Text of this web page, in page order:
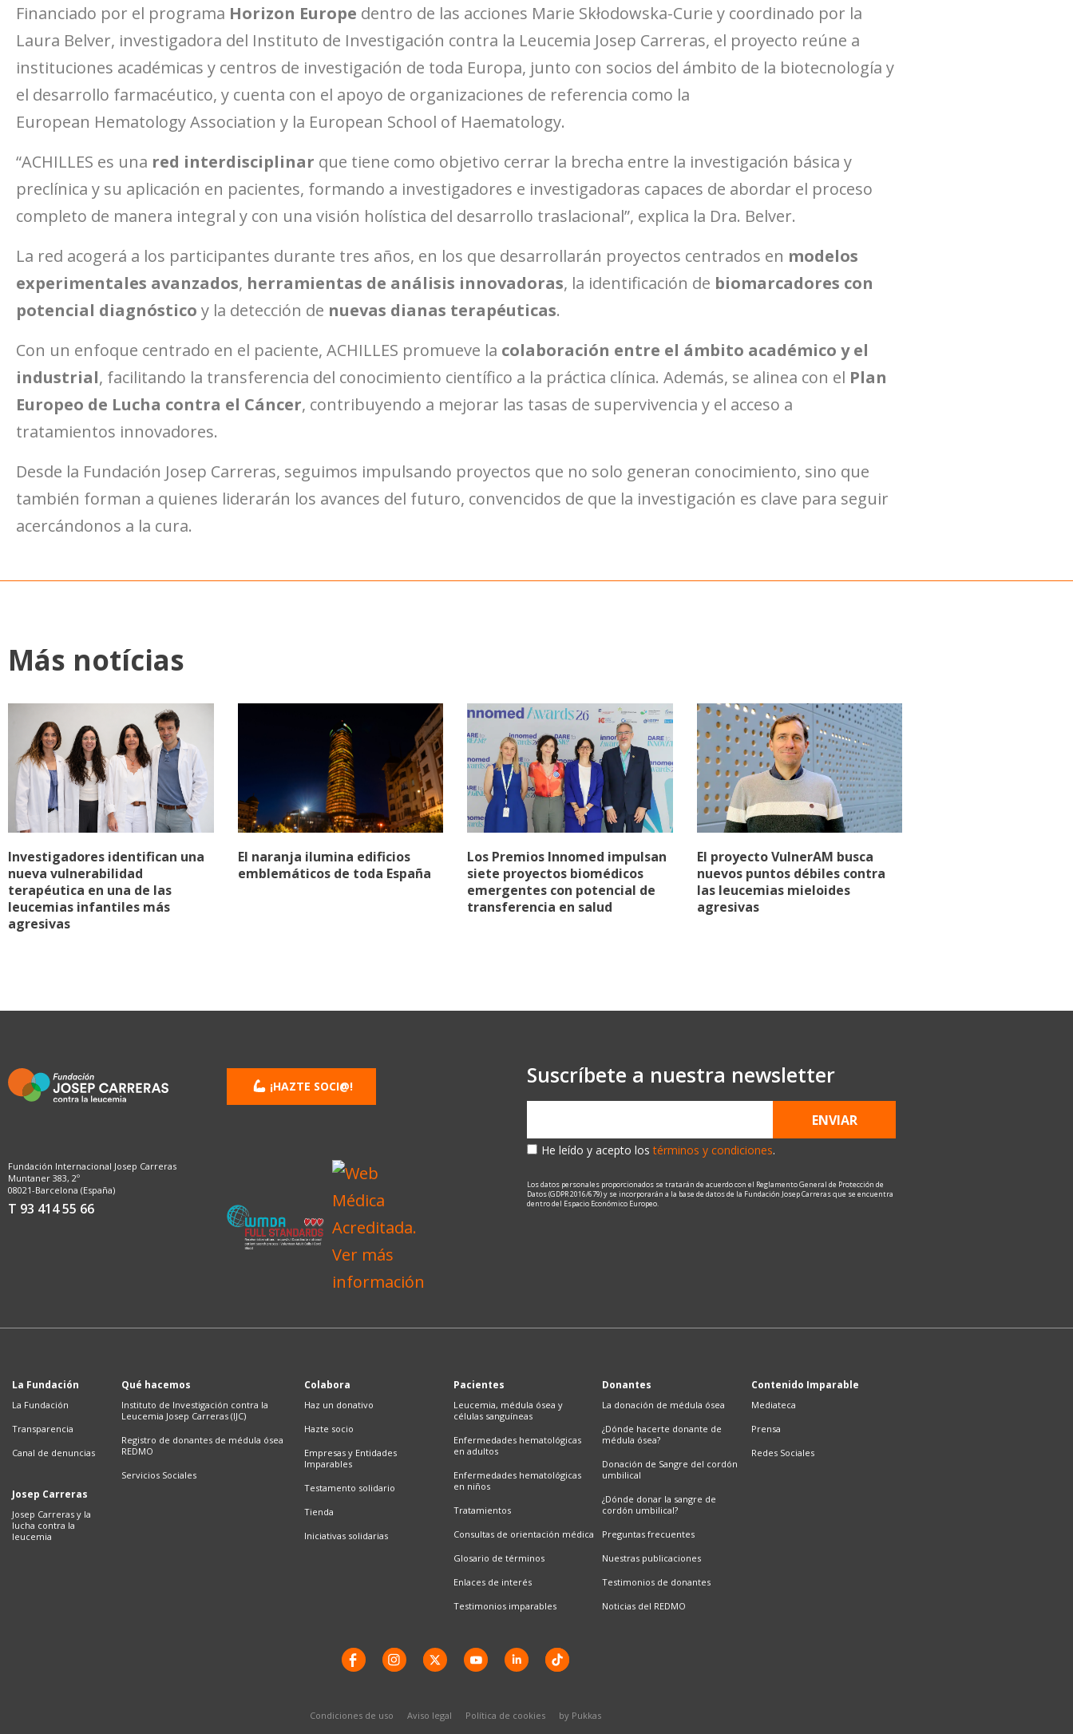
Financiado por el programa Horizon Europe dentro de las acciones Marie Skłodowska-Curie y coordinado por la
Laura Belver, investigadora del Instituto de Investigación contra la Leucemia Josep Carreras, el proyecto reúne a
instituciones académicas y centros de investigación de toda Europa, junto con socios del ámbito de la biotecnología y
el desarrollo farmacéutico, y cuenta con el apoyo de organizaciones de referencia como la
European Hematology Association y la European School of Haematology.
“ACHILLES es una red interdisciplinar que tiene como objetivo cerrar la brecha entre la investigación básica y
preclínica y su aplicación en pacientes, formando a investigadores e investigadoras capaces de abordar el proceso
completo de manera integral y con una visión holística del desarrollo traslacional”, explica la Dra. Belver.
La red acogerá a los participantes durante tres años, en los que desarrollarán proyectos centrados en modelos
experimentales avanzados, herramientas de análisis innovadoras, la identificación de biomarcadores con
potencial diagnóstico y la detección de nuevas dianas terapéuticas.
Con un enfoque centrado en el paciente, ACHILLES promueve la colaboración entre el ámbito académico y el
industrial, facilitando la transferencia del conocimiento científico a la práctica clínica. Además, se alinea con el Plan
Europeo de Lucha contra el Cáncer, contribuyendo a mejorar las tasas de supervivencia y el acceso a
tratamientos innovadores.
Desde la Fundación Josep Carreras, seguimos impulsando proyectos que no solo generan conocimiento, sino que
también forman a quienes liderarán los avances del futuro, convencidos de que la investigación es clave para seguir
acercándonos a la cura.
Más notícias
Investigadores identifican una
nueva vulnerabilidad
terapéutica en una de las
leucemias infantiles más
agresivas
El naranja ilumina edificios
emblemáticos de toda España
Los Premios Innomed impulsan
siete proyectos biomédicos
emergentes con potencial de
transferencia en salud
El proyecto VulnerAM busca
nuevos puntos débiles contra
las leucemias mieloides
agresivas
Fundación Internacional Josep Carreras
Muntaner 383, 2º
08021-Barcelona (España)
T 93 414 55 66
¡HAZTE SOCI@! Suscríbete a nuestra newsletter
He leído y acepto lostérminos y condiciones.
ENVIAR
Los datos personales proporcionados se tratarán de acuerdo con el Reglamento General de Protección de
Datos (GDPR 2016/679) y se incorporarán a la base de datos de la Fundación Josep Carreras que se encuentra
dentro del Espacio Económico Europeo.
La Fundación
La Fundación
Transparencia
Canal de denuncias
Josep Carreras
Josep Carreras y la
lucha contra la
leucemia
Qué hacemos
Instituto de Investigación contra la
Leucemia Josep Carreras (IJC)
Registro de donantes de médula ósea
REDMO
Servicios Sociales
Colabora
Haz un donativo
Hazte socio
Empresas y Entidades
Imparables
Testamento solidario
Tienda
Iniciativas solidarias
Pacientes
Leucemia, médula ósea y
células sanguíneas
Enfermedades hematológicas
en adultos
Enfermedades hematológicas
en niños
Tratamientos
Consultas de orientación médica
Glosario de términos
Enlaces de interés
Testimonios imparables
Donantes
La donación de médula ósea
¿Dónde hacerte donante de
médula ósea?
Donación de Sangre del cordón
umbilical
¿Dónde donar la sangre de
cordón umbilical?
Preguntas frecuentes
Nuestras publicaciones
Testimonios de donantes
Noticias del REDMO
Contenido Imparable
Mediateca
Prensa
Redes Sociales
Condiciones de uso Aviso legal Política de cookies by Pukkas